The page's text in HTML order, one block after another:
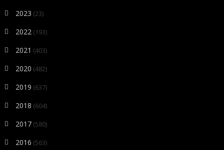
2023 (23)
2022 (193)
2021 (403)
2020 (482)
2019 (637)
2018 (604)
2017 (580)
2016 (563)